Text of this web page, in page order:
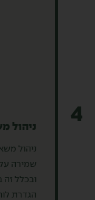
4
ניהול
ניהול
שמירה על
ובכלל
הגדרת